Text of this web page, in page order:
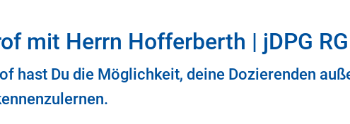
mit Herrn Hofferberth | jDPG
hast Du die Möglichkeit, deine Dozierenden